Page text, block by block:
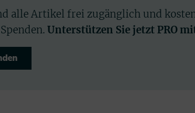
alle Artikel frei zugänglich und
Unterstützen Sie jetzt PRO